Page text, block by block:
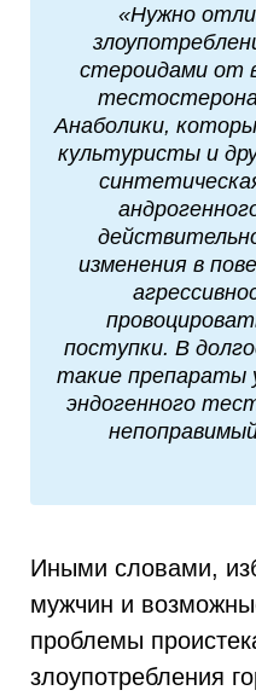
«Нужно
стероидами от
Анаболики,
культуристы и
изменения в
поступки. В
такие
эндогенного
Иными словами,
мужчин и
проблемы
злоупотребления